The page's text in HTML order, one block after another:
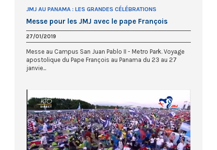
JMJ AU PANAMA : LES GRANDES CÉLÉBRATIONS
Messe pour les JMJ avec le pape François
27/01/2019
Messe au Campus San Juan Pablo II - Metro Park. Voyage
apostolique du Pape François au Panama du 23 au 27
janvie...